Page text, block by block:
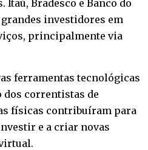
Bradesco e Banco do
investidores em
principalmente via
ferramentas tecnológicas
dos correntistas de
físicas contribuíram para
e a criar novas